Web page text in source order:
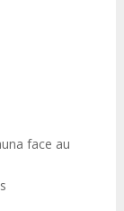
face au